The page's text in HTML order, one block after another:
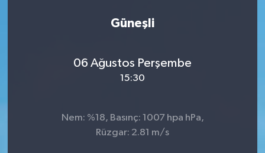
Güneşli
06 Ağustos Perşembe
15:30
Nem: %18, Basınç: 1007 hpa hPa,
Rüzgar: 2.81 m/s